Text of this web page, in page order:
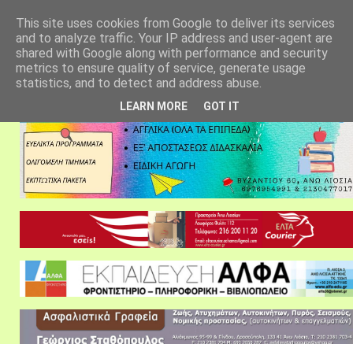
This site uses cookies from Google to deliver its services
and to analyze traffic. Your IP address and user-agent are
shared with Google along with performance and security
metrics to ensure quality of service, generate usage
statistics, and to detect and address abuse.
LEARN MORE GOT IT